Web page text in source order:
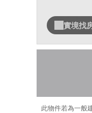
實境找
此物件若為一般